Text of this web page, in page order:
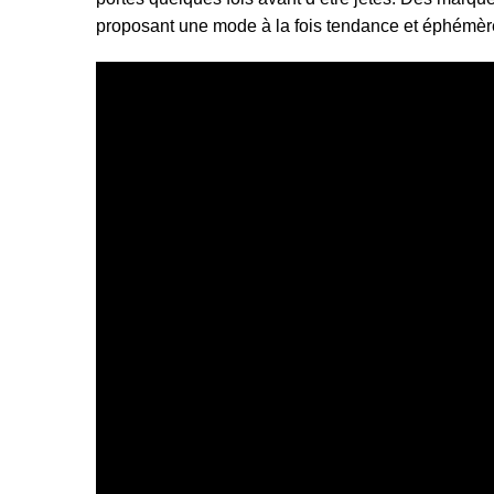
proposant une mode à la fois tendance et